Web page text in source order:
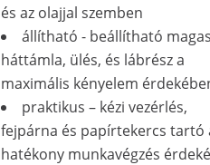
és az olajjal szemben
állítható - beállítható
háttámla, ülés, és lábrész a
maximális kényelem
praktikus – kézi vezérlés,
fejpárna és papírtekercs tartó
hatékony munkavégzés